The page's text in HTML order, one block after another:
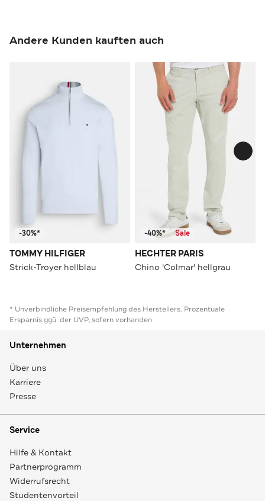
Andere Kunden kauften auch
-30%*
TOMMY HILFIGER
Strick-Troyer hellblau
-40%* Sale
HECHTER PARIS
Chino 'Colmar' hellgrau
* Unverbindliche Preisempfehlung des Herstellers. Prozentuale
Ersparnis ggü. der UVP, sofern vorhanden
Unternehmen
Über uns
Karriere
Presse
Service
Hilfe & Kontakt
Partnerprogramm
Widerrufsrecht
Studentenvorteil